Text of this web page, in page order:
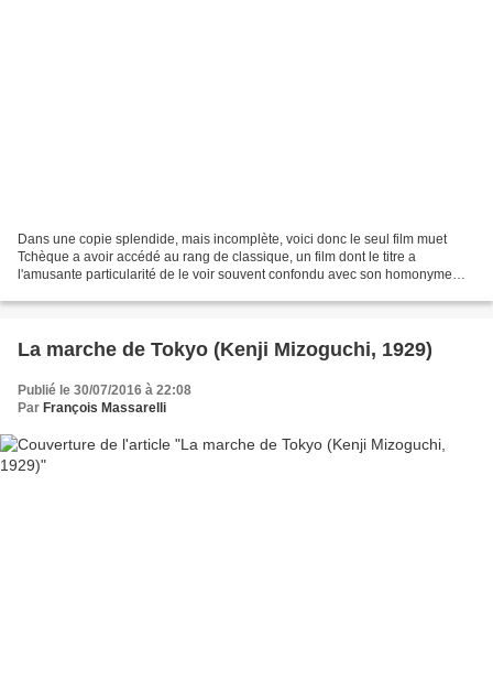
Dans une copie splendide, mais incomplète, voici donc le seul film muet
Tchèque a avoir accédé au rang de classique, un film dont le titre a
l'amusante particularité de le voir souvent confondu avec son homonyme
La marche de Tokyo (Kenji Mizoguchi, 1929)
Publié le 30/07/2016 à 22:08
Par François Massarelli